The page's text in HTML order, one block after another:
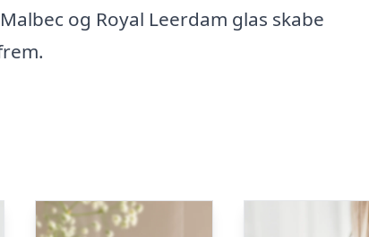
og Royal Leerdam glas skabe